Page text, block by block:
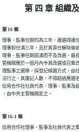
第 四 章 組織
第 16 條
理事、監事任期均為三年，連選得連
理事卸任滿三年，且於其責任解除後
理事、監事任期屆滿而不及改選，最
管機關應於一個月內令其改選或召集
理監事之選舉，採登記候選方式，由
法行之，其連記人數，不得超過應選
信用合作社社員代表、理事、監事及
，由中央主管機關定之。
第 16-1 條
信用合作社理事、監事及社員代表之